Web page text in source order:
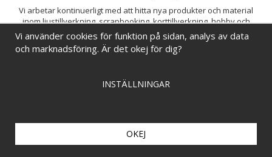
Vi arbetar kontinuerligt med att hitta nya produkter och material
inom ljustillverkning, scrapbooking, korttillverkning, hobby och
pyssel. Målet är att bredda sortimentet och löpande förbättra och
utveckla vårt utbud, så att du alltid kan hitta det du behöver hos oss.
Vi använder cookies för funktion på sidan, analys av data
och marknadsföring. Är det okej för dig?
INSTÄLLNINGAR
OKEJ